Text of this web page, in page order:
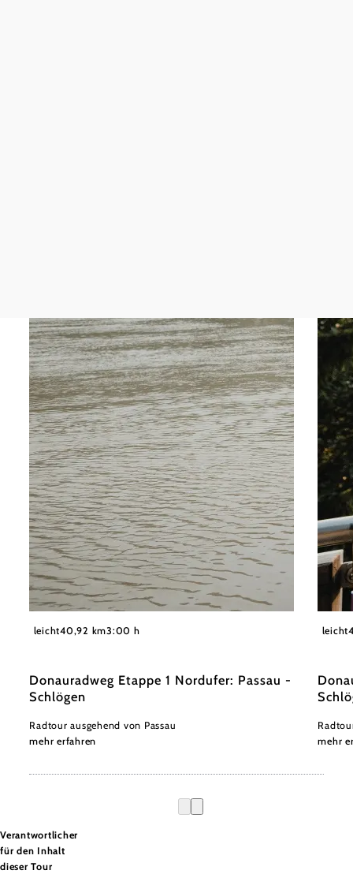
WGD Donau Oberösterreich Tourismus GmbH
leicht40,92 km3:00 h
Donauradweg Etappe 1 Nordufer: Passau -
Schlögen
Radtour ausgehend von Passau
mehr erfahren
WGD
leicht
mehr
Verantwortlicher
für den Inhalt
dieser Tour